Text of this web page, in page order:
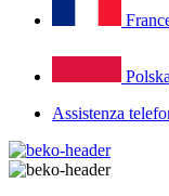
Polska
Assistenza